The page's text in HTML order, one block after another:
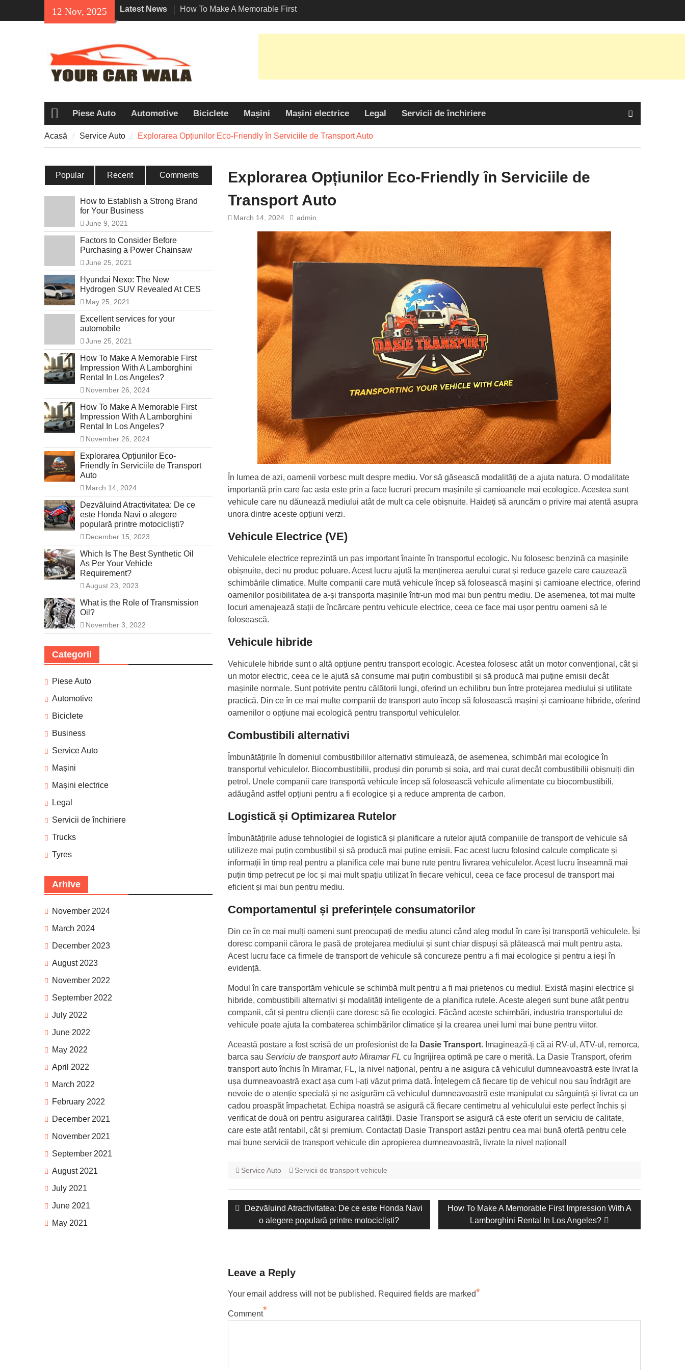
12 Nov, 2025 Latest News
How To Make A Memorable First
Impression With A Lamborghini
Rental In Los Angeles?
Dezvăluind Atractivitatea: De ce este
Honda Navi o alegere populară
AcasăPiese Auto Automotive Biciclete Mașini Mașini electrice Legal Servicii de închiriere
Acasă Service Auto Explorarea Opțiunilor Eco-Friendly în Serviciile de Transport Auto
Explorarea Opțiunilor Eco-Friendly în Serviciile de
Transport Auto
March 14, 2024 admin
În lumea de azi, oamenii vorbesc mult despre mediu. Vor să găsească modalități de a ajuta natura. O modalitate
importantă prin care fac asta este prin a face lucruri precum mașinile și camioanele mai ecologice. Acestea sunt
vehicule care nu dăunează mediului atât de mult ca cele obișnuite. Haideți să aruncăm o privire mai atentă asupra
unora dintre aceste opțiuni verzi.
Vehicule Electrice (VE)
Vehiculele electrice reprezintă un pas important înainte în transportul ecologic. Nu folosesc benzină ca mașinile
obișnuite, deci nu produc poluare. Acest lucru ajută la menținerea aerului curat și reduce gazele care cauzează
schimbările climatice. Multe companii care mută vehicule încep să folosească mașini și camioane electrice, oferind
oamenilor posibilitatea de a-și transporta mașinile într-un mod mai bun pentru mediu. De asemenea, tot mai multe
locuri amenajează stații de încărcare pentru vehicule electrice, ceea ce face mai ușor pentru oameni să le
folosească.
Vehicule hibride
Vehiculele hibride sunt o altă opțiune pentru transport ecologic. Acestea folosesc atât un motor convențional, cât și
un motor electric, ceea ce le ajută să consume mai puțin combustibil și să producă mai puține emisii decât
mașinile normale. Sunt potrivite pentru călătorii lungi, oferind un echilibru bun între protejarea mediului și utilitate
practică. Din ce în ce mai multe companii de transport auto încep să folosească mașini și camioane hibride, oferind
oamenilor o opțiune mai ecologică pentru transportul vehiculelor.
Combustibili alternativi
Îmbunătățirile în domeniul combustibililor alternativi stimulează, de asemenea, schimbări mai ecologice în
transportul vehiculelor. Biocombustibilii, produși din porumb și soia, ard mai curat decât combustibilii obișnuiți din
petrol. Unele companii care transportă vehicule încep să folosească vehicule alimentate cu biocombustibili,
adăugând astfel opțiuni pentru a fi ecologice și a reduce amprenta de carbon.
Logistică și Optimizarea Rutelor
Îmbunătățirile aduse tehnologiei de logistică și planificare a rutelor ajută companiile de transport de vehicule să
utilizeze mai puțin combustibil și să producă mai puține emisii. Fac acest lucru folosind calcule complicate și
informații în timp real pentru a planifica cele mai bune rute pentru livrarea vehiculelor. Acest lucru înseamnă mai
puțin timp petrecut pe loc și mai mult spațiu utilizat în fiecare vehicul, ceea ce face procesul de transport mai
eficient și mai bun pentru mediu.
Comportamentul și preferințele consumatorilor
Din ce în ce mai mulți oameni sunt preocupați de mediu atunci când aleg modul în care își transportă vehiculele. Își
doresc companii cărora le pasă de protejarea mediului și sunt chiar dispuși să plătească mai mult pentru asta.
Acest lucru face ca firmele de transport de vehicule să concureze pentru a fi mai ecologice și pentru a ieși în
evidență.
Modul în care transportăm vehicule se schimbă mult pentru a fi mai prietenos cu mediul. Există mașini electrice și
hibride, combustibili alternativi și modalități inteligente de a planifica rutele. Aceste alegeri sunt bune atât pentru
companii, cât și pentru clienții care doresc să fie ecologici. Făcând aceste schimbări, industria transportului de
vehicule poate ajuta la combaterea schimbărilor climatice și la crearea unei lumi mai bune pentru viitor.
Această postare a fost scrisă de un profesionist de la Dasie Transport. Imaginează-ți că ai RV-ul, ATV-ul, remorca,
barca sau Serviciu de transport auto Miramar FL cu îngrijirea optimă pe care o merită. La Dasie Transport, oferim
transport auto închis în Miramar, FL, la nivel național, pentru a ne asigura că vehiculul dumneavoastră este livrat la
ușa dumneavoastră exact așa cum l-ați văzut prima dată. Înțelegem că fiecare tip de vehicul nou sau îndrăgit are
nevoie de o atenție specială și ne asigurăm că vehiculul dumneavoastră este manipulat cu sârguință și livrat ca un
cadou proaspăt împachetat. Echipa noastră se asigură că fiecare centimetru al vehiculului este perfect închis și
verificat de două ori pentru asigurarea calității. Dasie Transport se asigură că este oferit un serviciu de calitate,
care este atât rentabil, cât și premium. Contactați Dasie Transport astăzi pentru cea mai bună ofertă pentru cele
mai bune servicii de transport vehicule din apropierea dumneavoastră, livrate la nivel național!
Service Auto Servicii de transport vehicule
Navigare
în
articole
Postarea
anterioară:
Dezvăluind Atractivitatea: De ce este Honda Navi
o alegere populară printre motocicliști?
Următorul
mesaj:
How To Make A Memorable First Impression With A
Lamborghini Rental In Los Angeles?
Leave a Reply
Your email address will not be published. Required fields are marked*
Comment*
Popular Recent Comments
How to Establish a Strong Brand
for Your Business
June 9, 2021
Factors to Consider Before
Purchasing a Power Chainsaw
June 25, 2021
Hyundai Nexo: The New
Hydrogen SUV Revealed At CES
May 25, 2021
Excellent services for your
automobile
June 25, 2021
How To Make A Memorable First
Impression With A Lamborghini
Rental In Los Angeles?
November 26, 2024
How To Make A Memorable First
Impression With A Lamborghini
Rental In Los Angeles?
November 26, 2024
Explorarea Opțiunilor Eco-
Friendly în Serviciile de Transport
Auto
March 14, 2024
Dezvăluind Atractivitatea: De ce
este Honda Navi o alegere
populară printre motocicliști?
December 15, 2023
Which Is The Best Synthetic Oil
As Per Your Vehicle
Requirement?
August 23, 2023
What is the Role of Transmission
Oil?
November 3, 2022
Categorii
Piese Auto
Automotive
Biciclete
Business
Service Auto
Mașini
Mașini electrice
Legal
Servicii de închiriere
Trucks
Tyres
Arhive
November 2024
March 2024
December 2023
August 2023
November 2022
September 2022
July 2022
June 2022
May 2022
April 2022
March 2022
February 2022
December 2021
November 2021
September 2021
August 2021
July 2021
June 2021
May 2021